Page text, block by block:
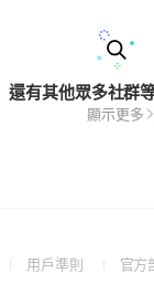
還有其他眾多社群
顯示更多
(Open用戶準則
(Open官方